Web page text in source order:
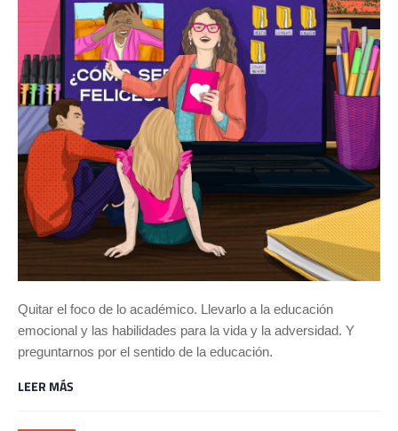
Quitar el foco de lo académico. Llevarlo a la educación
emocional y las habilidades para la vida y la adversidad. Y
preguntarnos por el sentido de la educación.
LEER MÁS